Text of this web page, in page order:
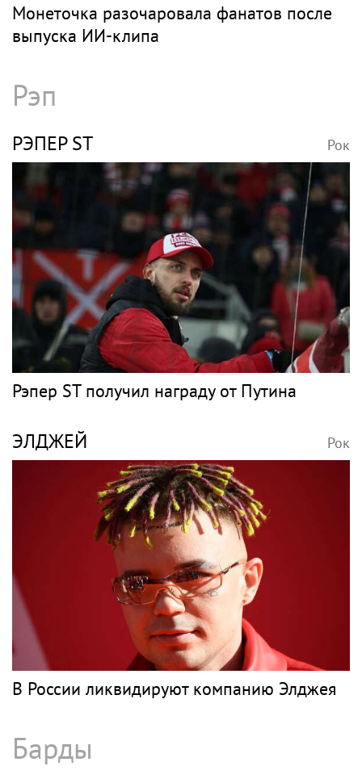
Монеточка разочаровала фанатов после
выпуска ИИ-клипа
Рэп
РЭПЕР ST Рок
Рэпер ST получил награду от Путина
ЭЛДЖЕЙ Рок
В России ликвидируют компанию Элджея
Барды